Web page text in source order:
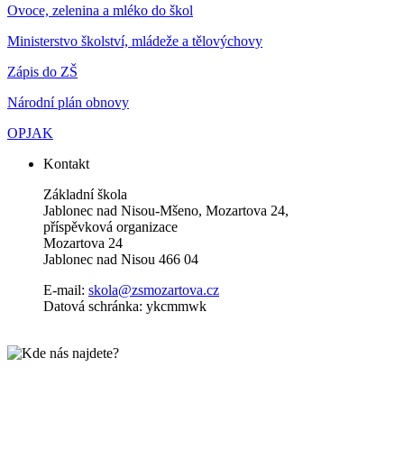
Ovoce, zelenina a mléko do škol
Ministerstvo školství, mládeže a tělovýchovy
Zápis do ZŠ
Národní plán obnovy
OPJAK
Kontakt
Základní škola
Jablonec nad Nisou-Mšeno, Mozartova 24,
příspěvková organizace
Mozartova 24
Jablonec nad Nisou 466 04
E-mail: skola@zsmozartova.cz
Datová schránka: ykcmmwk